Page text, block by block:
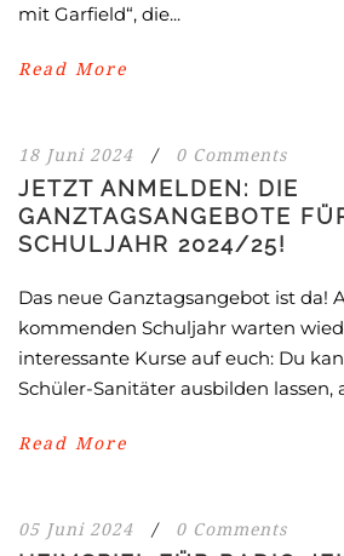
mit Garfield“, die...
Read More
18 Juni 2024 / 0 Comments
JETZT ANMELDEN: DIE
GANZTAGSANGEBOTE
SCHULJAHR 2024/25!
Das neue Ganztagsangebot ist da!
kommenden Schuljahr warten
interessante Kurse auf euch: Du
Schüler-Sanitäter ausbilden lassen,
Read More
05 Juni 2024 / 0 Comments